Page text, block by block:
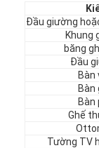
Tin tức
Các trường
Câu hỏi
nói chuyện
Đầu giường
Khung
băng
Đầu
Bàn
Bàn
Bàn
Ghế
Tường TV